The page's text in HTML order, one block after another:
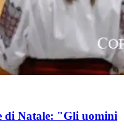
di Natale: "Gli uomini